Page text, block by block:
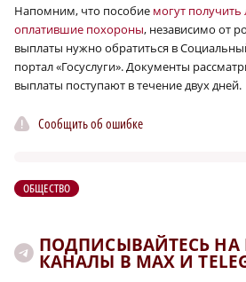
Напомним, что пособие могут
оплатившие похороны, независимо от
выплаты нужно обратиться в
портал «Госуслуги». Документы
выплаты поступают в течение двух дней.
Сообщить об ошибке
ОБЩЕСТВО
ПОДПИСЫВАЙТЕСЬ
КАНАЛЫ В MAX И